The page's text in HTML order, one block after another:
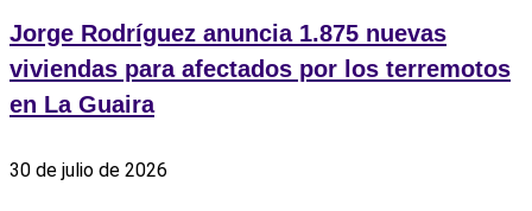
Jorge Rodríguez anuncia 1.875 nuevas
viviendas para afectados por los terremotos
en La Guaira
30 de julio de 2026